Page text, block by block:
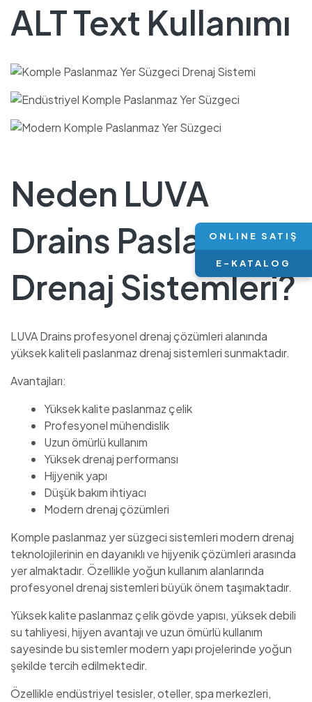
ALT Text Kullanımı
Neden LUVA
Drains Paslanmaz
Drenaj Sistemleri?
LUVA Drains profesyonel drenaj çözümleri alanında
yüksek kaliteli paslanmaz drenaj sistemleri sunmaktadır.
Avantajları:
Yüksek kalite paslanmaz çelik
Profesyonel mühendislik
Uzun ömürlü kullanım
Yüksek drenaj performansı
Hijyenik yapı
Düşük bakım ihtiyacı
Modern drenaj çözümleri
Komple paslanmaz yer süzgeci sistemleri modern drenaj
teknolojilerinin en dayanıklı ve hijyenik çözümleri arasında
yer almaktadır. Özellikle yoğun kullanım alanlarında
profesyonel drenaj sistemleri büyük önem taşımaktadır.
Yüksek kalite paslanmaz çelik gövde yapısı, yüksek debili
su tahliyesi, hijyen avantajı ve uzun ömürlü kullanım
sayesinde bu sistemler modern yapı projelerinde yoğun
şekilde tercih edilmektedir.
Özellikle endüstriyel tesisler, oteller, spa merkezleri,
ONLINE SATIŞ
E-KATALOG